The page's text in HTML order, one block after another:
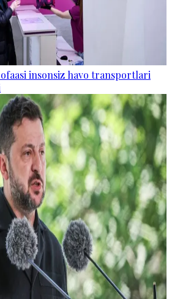
insonsiz havo transportlari